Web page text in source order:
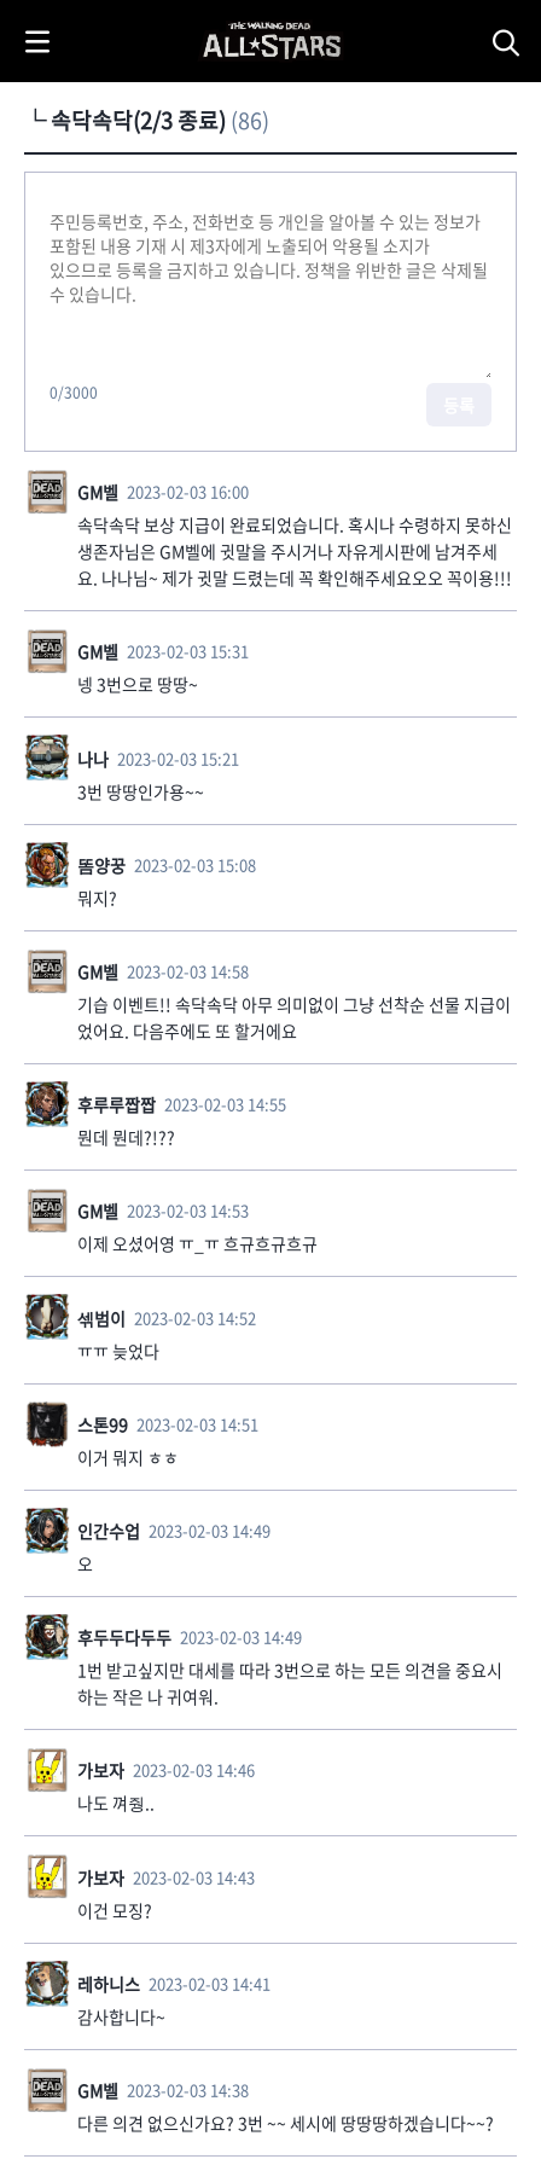
└ 속닥속닥(2/3 종료)(86)
0/3000
GM벨 2023-02-03 16:00
속닥속닥 보상 지급이 완료되었습니다. 혹시나 수령하지 못하신
생존자님은 GM벨에 귓말을 주시거나 자유게시판에 남겨주세
요. 나나님~ 제가 귓말 드렸는데 꼭 확인해주세요오오 꼭이용!!!
GM벨 2023-02-03 15:31
넹 3번으로 땅땅~
나나 2023-02-03 15:21
3번 땅땅인가용~~
똠양꿍 2023-02-03 15:08
뭐지?
GM벨 2023-02-03 14:58
기습 이벤트!! 속닥속닥 아무 의미없이 그냥 선착순 선물 지급이
었어요. 다음주에도 또 할거에요
후루루짭짭 2023-02-03 14:55
뭔데 뭔데?!??
GM벨 2023-02-03 14:53
이제 오셨어영 ㅠ_ㅠ 흐규흐규흐규
섺범이 2023-02-03 14:52
ㅠㅠ 늦었다
스톤99 2023-02-03 14:51
이거 뭐지 ㅎㅎ
인간수업 2023-02-03 14:49
오
후두두다두두 2023-02-03 14:49
1번 받고싶지만 대세를 따라 3번으로 하는 모든 의견을 중요시
하는 작은 나 귀여워.
가보자 2023-02-03 14:46
나도 껴줭..
가보자 2023-02-03 14:43
이건 모징?
레하니스 2023-02-03 14:41
감사합니다~
GM벨 2023-02-03 14:38
다른 의견 없으신가요? 3번 ~~ 세시에 땅땅땅하겠습니다~~?